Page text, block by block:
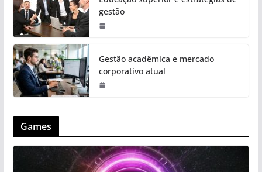
gestão
Gestão acadêmica e mercado
corporativo atual
Games